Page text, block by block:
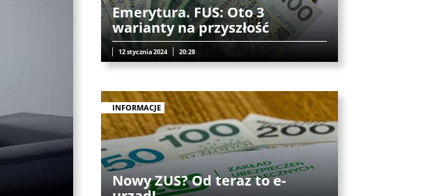
Emerytura. FUS: Oto 3
warianty na przyszłość
12 stycznia 2024 20:28
INFORMACJE
Nowy ZUS? Od teraz to e-